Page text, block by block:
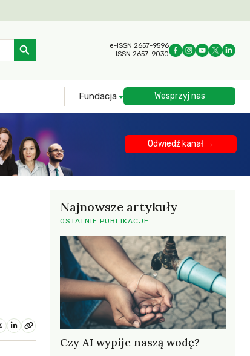
Search Button
e-ISSN 2657-9596
ISSN 2657-9030
Fundacja Wesprzyj nas
Odwiedź kanał →
Najnowsze artykuły
OSTATNIE PUBLIKACJE
Czy AI wypije naszą wodę?